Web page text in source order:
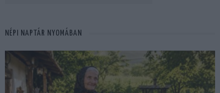
NÉPI NAPTÁR NYOMÁBAN